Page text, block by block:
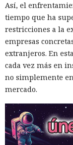
Así, el
tiempo que ha
restricciones a la
empresas
extranjeros. En
cada vez más en
no simplemente
mercado.